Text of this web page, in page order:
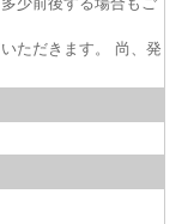
ただきます。 尚、発